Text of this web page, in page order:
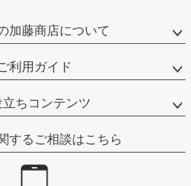
加藤商店について
利用ガイド
立ちコンテンツ
するご相談はこちら